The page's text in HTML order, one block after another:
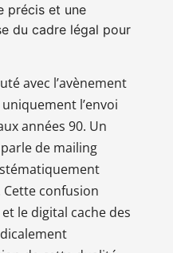
précis et une
du cadre légal pour
avec l’avènement
l’envoi
années 90. Un
de mailing
Cette confusion
le digital cache des